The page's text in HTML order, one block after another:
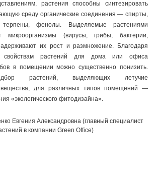
растения способны синтезировать
среду органические соединения — спирты,
фенолы. Выделяемые растениями
микроорганизмы (вирусы, грибы, бактерии,
их рост и размножение. Благодаря
свойствам растений для дома или офиса
в помещении можно существенно понизить.
растений, выделяющих летучие
вещества, для различных типов помещений —
«экологического фитодизайна».
Евгения Александровна (главный специалист
в компании Green Office)